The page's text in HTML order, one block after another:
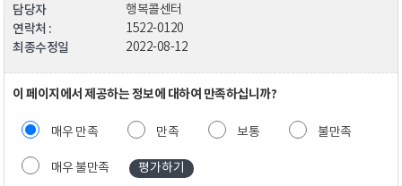
담당자 행복콜센터
연락처 : 1522-0120
최종수정일 2022-08-12
이 페이지에서 제공하는 정보에 대하여 만족하십니까?
매우 만족 만족 보통 불만족
매우 불만족